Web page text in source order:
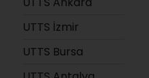
UTTS İzmir
UTTS Bursa